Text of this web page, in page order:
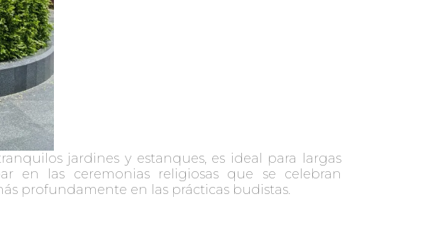
jardines y estanques, es ideal para largas
en las ceremonias religiosas que se celebran
profundamente en las prácticas budistas.